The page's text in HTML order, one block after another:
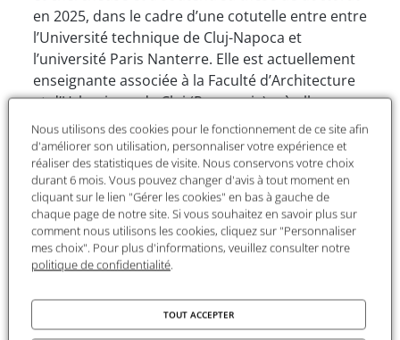
en 2025, dans le cadre d’une cotutelle entre entre
l’Université technique de Cluj-Napoca et
l’université Paris Nanterre. Elle est actuellement
enseignante associée à la Faculté d’Architecture
et d’Urbanisme de Cluj (Roumanie), où elle
enseigne le projet d’architecture et d’urbanisme.
Ses travaux portent sur la transformation des
espaces périurbains, la relation entre milieux
urbain et rural, ainsi que sur la manière dont
l’habitat façonne les communautés. Elle participe
à des conférences, publie ses recherches et
s’implique dans des projets d’urbanisme
participatif, impliquant les communautés locales
dans la conception de leurs environnements de
Nous utilisons des cookies pour le fonctionnement de ce site afin
d'améliorer son utilisation, personnaliser votre expérience et
réaliser des statistiques de visite. Nous conservons votre choix
durant 6 mois. Vous pouvez changer d'avis à tout moment en
cliquant sur le lien "Gérer les cookies" en bas à gauche de
chaque page de notre site. Si vous souhaitez en savoir plus sur
comment nous utilisons les cookies, cliquez sur "Personnaliser
mes choix". Pour plus d'informations, veuillez consulter notre
politique de confidentialité.
TOUT ACCEPTER